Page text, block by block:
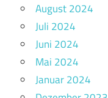
August 2024
Juli 2024
Juni 2024
Mai 2024
Januar 2024